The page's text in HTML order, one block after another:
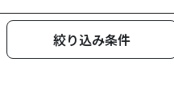
絞り込み条件